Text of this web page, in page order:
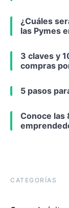
¿Cuáles
las Pymes
3 claves y
compras
5 pasos
Conoce las
CATEGORÍAS